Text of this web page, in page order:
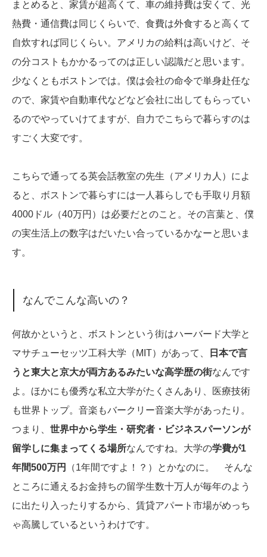
まとめると、家賃が超高くて、車の維持費は安くて、光
熱費・通信費は同じくらいで、食費は外食すると高くて
自炊すれば同じくらい。アメリカの給料は高いけど、そ
の分コストもかかるってのは正しい認識だと思います。
少なくともボストンでは。僕は会社の命令で単身赴任な
ので、家賃や自動車代などなど会社に出してもらってい
るのでやっていけてますが、自力でこちらで暮らすのは
すごく大変です。
こちらで通ってる英会話教室の先生（アメリカ人）によ
ると、ボストンで暮らすには一人暮らしでも手取り月額
4000ドル（40万円）は必要だとのこと。その言葉と、僕
の実生活上の数字はだいたい合っているかなーと思いま
す。
なんでこんな高いの？
何故かというと、ボストンという街はハーバード大学と
マサチューセッツ工科大学（MIT）があって、
日本で言
うと東大と京大が両方あるみたいな高学歴の街なんです
よ。ほかにも優秀な私立大学がたくさんあり、医療技術
も世界トップ。音楽もバークリー音楽大学があったり。
つまり、 世界中から学生・研究者・ビジネスパーソンが
留学しに集まってくる場所なんですね。大学の学費が1
年間500万円
（1年間ですよ！？）とかなのに。 そんな
ところに通えるお金持ちの留学生数十万人が毎年のよう
に出たり入ったりするから、賃貸アパート市場がめっち
ゃ高騰しているというわけです。